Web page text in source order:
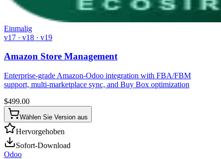
Einmalig
v17 · v18 · v19
Amazon Store Management
Enterprise-grade Amazon-Odoo integration with FBA/FBM
support, multi-marketplace sync, and Buy Box optimization
$499.00
Wählen Sie Version aus
Hervorgehoben
Sofort-Download
Odoo